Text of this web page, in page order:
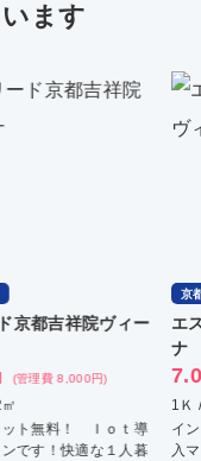
ます
京都吉祥院ヴィー
(管理費 8,000円)
ット無料！ Ｉｏｔ導
です！快適な１人暮
京
エ
ナ
1Ｋ
イ
入